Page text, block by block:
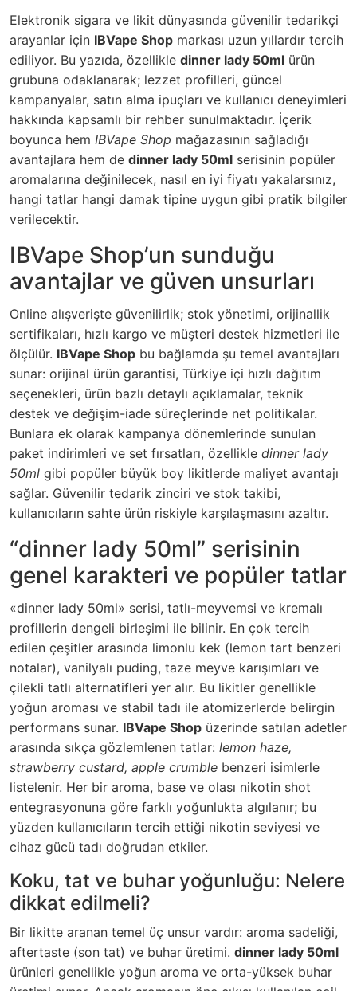
Elektronik sigara ve likit dünyasında güvenilir tedarikçi
arayanlar için IBVape Shop markası uzun yıllardır tercih
ediliyor. Bu yazıda, özellikle dinner lady 50ml ürün
grubuna odaklanarak; lezzet profilleri, güncel
kampanyalar, satın alma ipuçları ve kullanıcı deneyimleri
hakkında kapsamlı bir rehber sunulmaktadır. İçerik
boyunca hem IBVape Shop mağazasının sağladığı
avantajlara hem de dinner lady 50ml serisinin popüler
aromalarına değinilecek, nasıl en iyi fiyatı yakalarsınız,
hangi tatlar hangi damak tipine uygun gibi pratik bilgiler
verilecektir.
IBVape Shop’un sunduğu
avantajlar ve güven unsurları
Online alışverişte güvenilirlik; stok yönetimi, orijinallik
sertifikaları, hızlı kargo ve müşteri destek hizmetleri ile
ölçülür. IBVape Shop bu bağlamda şu temel avantajları
sunar: orijinal ürün garantisi, Türkiye içi hızlı dağıtım
seçenekleri, ürün bazlı detaylı açıklamalar, teknik
destek ve değişim-iade süreçlerinde net politikalar.
Bunlara ek olarak kampanya dönemlerinde sunulan
paket indirimleri ve set fırsatları, özellikle dinner lady
50ml gibi popüler büyük boy likitlerde maliyet avantajı
sağlar. Güvenilir tedarik zinciri ve stok takibi,
kullanıcıların sahte ürün riskiyle karşılaşmasını azaltır.
“dinner lady 50ml” serisinin
genel karakteri ve popüler tatlar
«dinner lady 50ml» serisi, tatlı-meyvemsi ve kremalı
profillerin dengeli birleşimi ile bilinir. En çok tercih
edilen çeşitler arasında limonlu kek (lemon tart benzeri
notalar), vanilyalı puding, taze meyve karışımları ve
çilekli tatlı alternatifleri yer alır. Bu likitler genellikle
yoğun aroması ve stabil tadı ile atomizerlerde belirgin
performans sunar. IBVape Shop üzerinde satılan adetler
arasında sıkça gözlemlenen tatlar: lemon haze,
strawberry custard, apple crumble benzeri isimlerle
listelenir. Her bir aroma, base ve olası nikotin shot
entegrasyonuna göre farklı yoğunlukta algılanır; bu
yüzden kullanıcıların tercih ettiği nikotin seviyesi ve
cihaz gücü tadı doğrudan etkiler.
Koku, tat ve buhar yoğunluğu: Nelere
dikkat edilmeli?
Bir likitte aranan temel üç unsur vardır: aroma sadeliği,
aftertaste (son tat) ve buhar üretimi. dinner lady 50ml
ürünleri genellikle yoğun aroma ve orta-yüksek buhar